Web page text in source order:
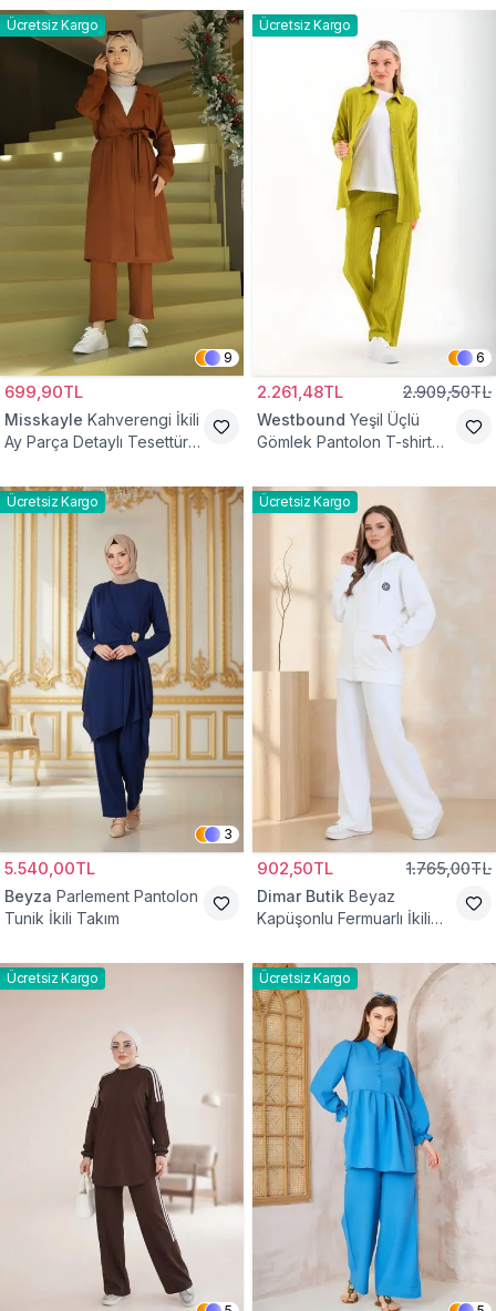
Ücretsiz Kargo
9
699,90TL
Misskayle Kahverengi İkili
Ay Parça Detaylı Tesettür
Ücretsiz Kargo
6
2.261,48TL 2.909,50TL
Westbound Yeşil Üçlü
Gömlek Pantolon T-shirt
Ücretsiz Kargo
3
5.540,00TL
Beyza Parlement Pantolon
Tunik İkili Takım
Ücretsiz Kargo
902,50TL 1.765,00TL
Dimar Butik Beyaz
Kapüşonlu Fermuarlı İkili
Ücretsiz Kargo Ücretsiz Kargo